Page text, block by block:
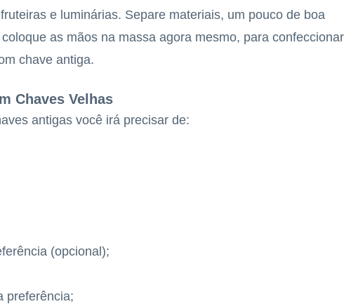
e luminárias. Separe materiais, um pouco de boa
as mãos na massa agora mesmo, para confeccionar
chave antiga.
Chaves Velhas
antigas você irá precisar de:
(opcional);
preferência;